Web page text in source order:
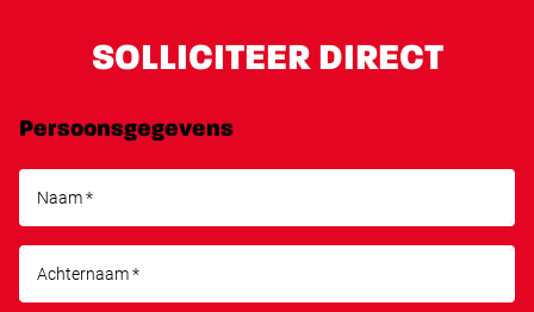
SOLLICITEER DIRECT
Persoonsgegevens